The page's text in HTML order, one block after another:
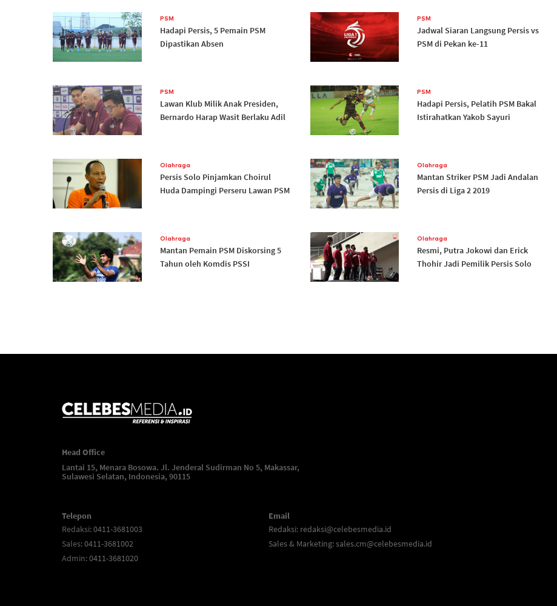
PSM
Hadapi Persis, 5 Pemain PSM
Dipastikan Absen
PSM
Jadwal Siaran Langsung Persis vs
PSM di Pekan ke-11
PSM
Lawan Klub Milik Anak Presiden,
Bernardo Harap Wasit Berlaku Adil
PSM
Hadapi Persis, Pelatih PSM Bakal
Istirahatkan Yakob Sayuri
Olahraga
Persis Solo Pinjamkan Choirul
Huda Dampingi Perseru Lawan PSM
Olahraga
Mantan Striker PSM Jadi Andalan
Persis di Liga 2 2019
Olahraga
Mantan Pemain PSM Diskorsing 5
Tahun oleh Komdis PSSI
Olahraga
Resmi, Putra Jokowi dan Erick
Thohir Jadi Pemilik Persis Solo
Head Office
Lantai 15, Menara Bosowa. Jl. Jenderal Sudirman No 5, Makassar,
Sulawesi Selatan, Indonesia, 90115
Telepon
Redaksi: 0411-3681003
Sales: 0411-3681002
Admin: 0411-3681020
Email
Redaksi: redaksi@celebesmedia.id
Sales & Marketing:sales.cm@celebesmedia.id